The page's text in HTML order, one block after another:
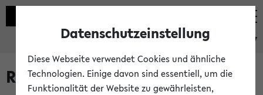
eKVV
Raumänderungen
Datenschutzeinstellung
Diese Webseite verwendet Cookies und ähnliche
Technologien. Einige davon sind essentiell, um die
Funktionalität der Website zu gewährleisten,